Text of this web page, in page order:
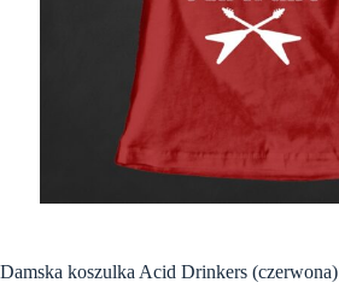
Damska koszulka Acid Drinkers (czerwona)